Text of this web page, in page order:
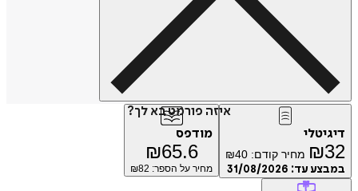
איזה פורמט בא לך?
דיגיטלי
₪32 מחיר קודם: ₪40
במבצע עד: 31/08/2026
מודפס
₪65.6
מחיר על הספר: ₪ 82